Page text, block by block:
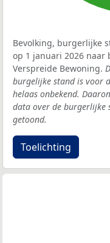
Bevolking, burgerlijke
op 1 januari 2026
Verspreide Bewoning.
burgelijke stand is voor
helaas onbekend.
data over de burgerlijke
getoond.
Toelichting